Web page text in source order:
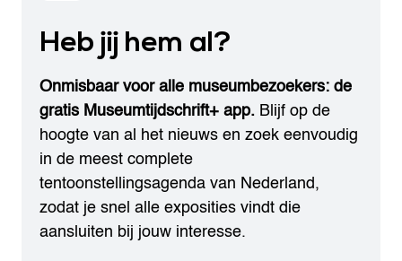
Heb jij hem al?
Onmisbaar voor alle museumbezoekers: de
gratis Museumtijdschrift+ app. Blijf op de
hoogte van al het nieuws en zoek eenvoudig
in de meest complete
tentoonstellingsagenda van Nederland,
zodat je snel alle exposities vindt die
aansluiten bij jouw interesse.